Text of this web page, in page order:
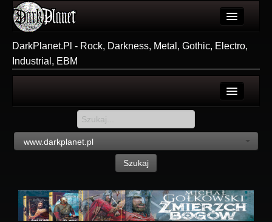
Użytkownicy
Galeria
Forum
DarkPlanet.Pl - Rock, Darkness, Metal, Gothic, Electro,
Industrial, EBM
www.darkplanet.pl
Szukaj